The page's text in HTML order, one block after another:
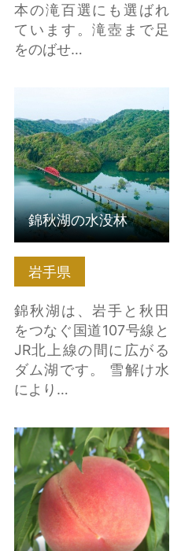
本の滝百選にも選ばれ
ています。滝壺まで足
をのばせ…
岩手県
錦秋湖は、岩手と秋田
をつなぐ国道107号線と
JR北上線の間に広がる
ダム湖です。 雪解け水
により…
錦秋湖の水没林
フルーツライン の詳細
はこちら